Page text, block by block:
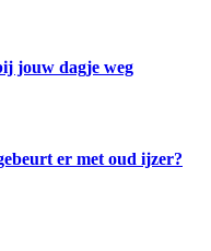
jouw dagje weg
er met oud ijzer?